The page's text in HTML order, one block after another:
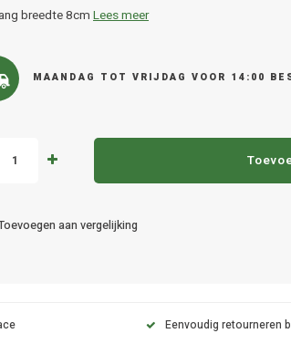
breedte 8cm Lees meer
MAANDAG TOT VRIJDAG VOOR 14:00
aan vergelijking
Eenvoudig retourneren